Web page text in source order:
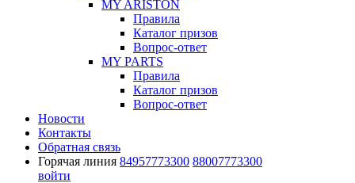
MY ARISTON
Правила
Каталог призов
Вопрос-ответ
MY PARTS
Правила
Каталог призов
Вопрос-ответ
Новости
Контакты
Обратная связь
Горячая линия 84957773300 88007773300
войти